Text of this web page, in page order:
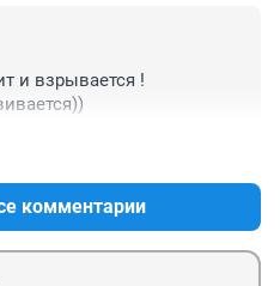
и взрывается !
комментарии